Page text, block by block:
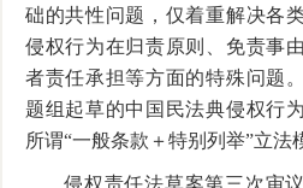
础的共性问题，仅着重解决各
侵权行为在归责原则、免责事
者责任承担等方面的特殊问题
题组起草的中国民法典侵权行
所谓“一般条款＋特别列举”立法
侵权责任法草案第三次审